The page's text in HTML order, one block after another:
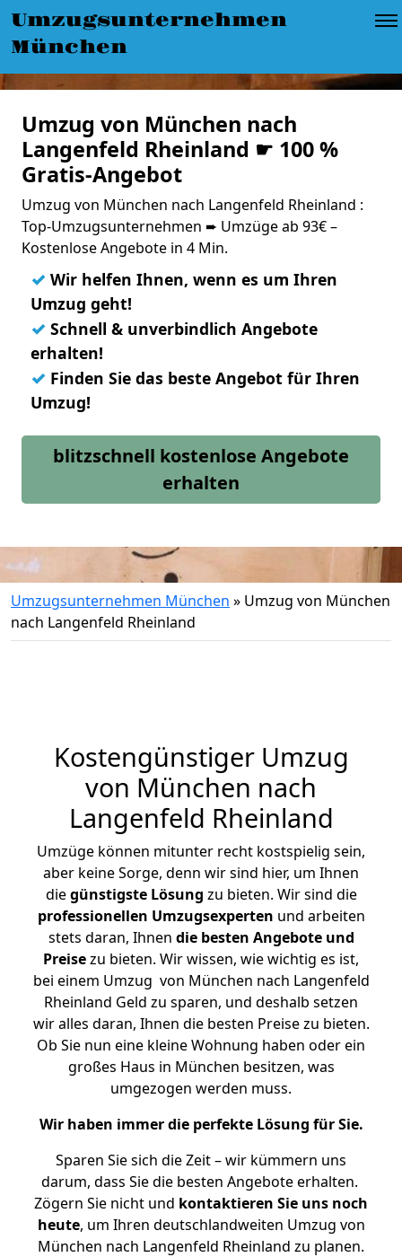
Umzugsunternehmen
München
Umzug von München nach
Langenfeld Rheinland ☛ 100 %
Gratis-Angebot
Umzug von München nach Langenfeld Rheinland :
Top-Umzugsunternehmen ➨ Umzüge ab 93€ –
Kostenlose Angebote in 4 Min.
✓ Wir helfen Ihnen, wenn es um Ihren
Umzug geht!
✓ Schnell & unverbindlich Angebote
erhalten!
✓ Finden Sie das beste Angebot für Ihren
Umzug!
blitzschnell kostenlose Angebote
erhalten
Umzugsunternehmen München » Umzug von München
nach Langenfeld Rheinland
Kostengünstiger Umzug
von München nach
Langenfeld Rheinland
Umzüge können mitunter recht kostspielig sein,
aber keine Sorge, denn wir sind hier, um Ihnen
diegünstigste Lösung zu bieten. Wir sind die
professionellen Umzugsexperten und arbeiten
stets daran, Ihnen die besten Angebote und
Preisezu bieten. Wir wissen, wie wichtig es ist,
bei einem Umzug von München nach Langenfeld
Rheinland Geld zu sparen, und deshalb setzen
wir alles daran, Ihnen die besten Preise zu bieten.
Ob Sie nun eine kleine Wohnung haben oder ein
großes Haus in München besitzen, was
umgezogen werden muss.
Wir haben immer die perfekte Lösung für Sie.
Sparen Sie sich die Zeit – wir kümmern uns
darum, dass Sie die besten Angebote erhalten.
Zögern Sie nicht und kontaktieren Sie uns noch
heute, um Ihren deutschlandweiten Umzug von
München nach Langenfeld Rheinland zu planen.